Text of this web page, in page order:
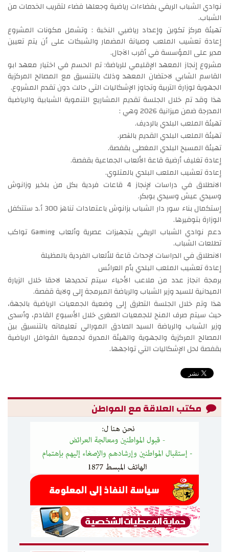
نوادي الشباب الريفي بفضاءات رياضية وجعلها فضاء لتقريب الخدمات من
الشباب.
تهيئة مركز تكوين وإعداد رياضيي النخبة : وتشمل مكونات المشروع
إعادة تعشيب الملعب وصيانة المضمار والشبكات على أن يتم تعيين
مدير على المؤسسة في أقرب الآجال.
مشروع إنجاز المعهد الإقليمي للرياضة: تم الحسم في اختيار معهد ابو
القاسم الشابي لاحتضان المعهد وذلك بالتنسيق مع المصالح المركزية
الجهوية لوزارة التربية وتجاوز الإشكاليات التي حالت دون تقدم المشروع.
هذا وقد تم خلال الجلسة تقديم المشاريع التنموية الشبابية والرياضية
المدرجة ضمن ميزانية 2026 وهي :
تهيئة الملعب البلدي بالرديف.
تهيئة الملعب البلدي القديم بالڨصر.
تهيئة المسبح البلدي المغطى بقفصة.
إعادة تغليف أرضية قاعة الألعاب الجماعية بقفصة.
إعادة تعشيب الملعب البلدي بالمتلوي.
الانطلاق في دراسات لإنجاز 4 قاعات فردية بكل من بلخير وزانوش
وسيدي عيش وسيدي بوبكر.
إستكمال بناء سور دار الشباب بزانوش باعتمادات تناهز 300 أ.د ستتكفل
الوزارة بتوفيرها.
دعم نوادي الشباب الريفي بتجهيزات عصرية وألعاب Gaming تواكب
تطلعات الشباب.
الانطلاق في الدراسات لإحداث قاعة للألعاب الفردية بالمظيلة
إعادة تعشيب الملعب البلدي بأم العرائس
برمجة انجاز عدد من ملاعب الأحياء سيتم تحديدها لاحقا خلال الزيارة
الميدانية للسيد وزير الشباب والرياضة المبرمجة إلى ولاية قفصة.
هذا وتم خلال الجلسة التطرق إلى وضعية الجمعيات الرياضية بالجهة،
حيث سيتم صرف المنح للجمعيات الصغرى خلال الأسبوع القادم، وأسدى
وزير الشباب والرياضة السيد الصادق المورالي تعليماته بالتنسيق بين
المصالح المركزية والجهوية والهيئة المديرة لجمعية القوافل الرياضية
بقفصة لحل الإشكاليات التي تواجهها.
مكتب العلاقة مع المواطن